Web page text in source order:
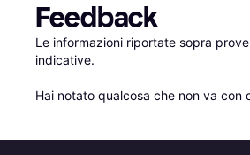
Feedback
Le informazioni riportate sopra
indicative.
Hai notato qualcosa che non va con